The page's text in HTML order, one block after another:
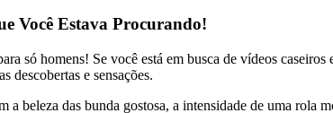
Você Estava Procurando!
só homens! Se você está em busca de vídeos
descobertas e sensações.
beleza das bunda gostosa, a intensidade de uma